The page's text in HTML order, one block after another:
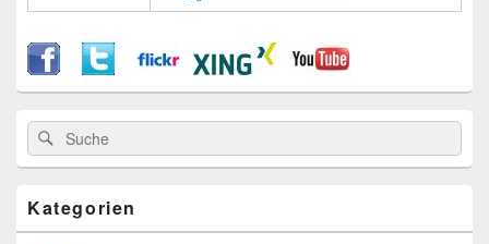
Suche
nach:
Suche
Kategorien